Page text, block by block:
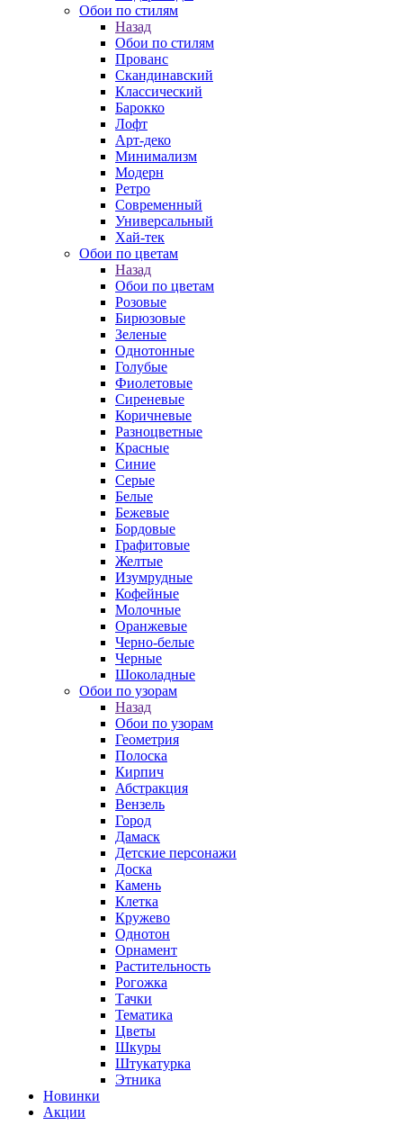
Обои по стилям
Назад
Обои по стилям
Прованс
Скандинавский
Классический
Барокко
Лофт
Арт-деко
Минимализм
Модерн
Ретро
Современный
Универсальный
Хай-тек
Обои по цветам
Назад
Обои по цветам
Розовые
Бирюзовые
Зеленые
Однотонные
Голубые
Фиолетовые
Сиреневые
Коричневые
Разноцветные
Красные
Синие
Серые
Белые
Бежевые
Бордовые
Графитовые
Желтые
Изумрудные
Кофейные
Молочные
Оранжевые
Черно-белые
Черные
Шоколадные
Обои по узорам
Назад
Обои по узорам
Геометрия
Полоска
Кирпич
Абстракция
Вензель
Город
Дамаск
Детские персонажи
Доска
Камень
Клетка
Кружево
Однотон
Орнамент
Растительность
Рогожка
Тачки
Тематика
Цветы
Шкуры
Штукатурка
Этника
Новинки
Акции